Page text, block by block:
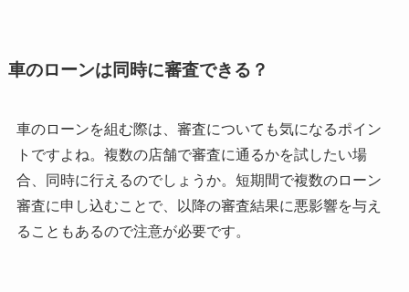
車のローンは同時に審査できる？
車のローンを組む際は、審査についても気になるポイン
トですよね。複数の店舗で審査に通るかを試したい場
合、同時に行えるのでしょうか。短期間で複数のローン
審査に申し込むことで、以降の審査結果に悪影響を与え
ることもあるので注意が必要です。